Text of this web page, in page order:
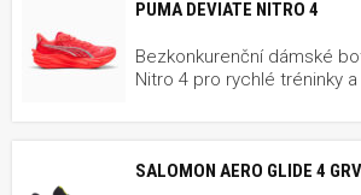
PUMA DEVIATE NITRO 4
Bezkonkurenční dámské
Nitro 4 pro rychlé tréninky
SALOMON AERO GLIDE 4